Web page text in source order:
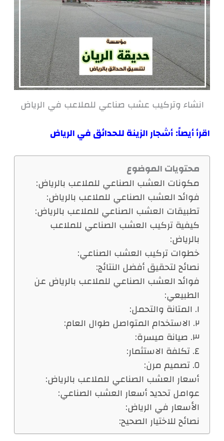
انشاء وتركيب عشب صناعي للملاعب في الرياض
اقرأ أيصاً:أشجار الزينة للحدائق في الرياض
محتويات الموضوع
مكونات العشب الصناعي للملاعب بالرياض:
فوائد العشب الصناعي للملاعب بالرياض:
تطبيقات العشب الصناعي للملاعب بالرياض:
كيفية تركيب العشب الصناعي للملاعب
بالرياض:
خطوات تركيب العشب الصناعي:
نصائح لتحقيق أفضل النتائج:
فوائد العشب الصناعي للملاعب بالرياض عن
الطبيعي:
١. المتانة والتحمل:
٢. الاستخدام المتواصل طوال العام:
٣. صيانة ميسرة:
٤. تكلفة الاستثمار:
٥. تصميم مرن:
أسعار العشب الصناعي للملاعب بالرياض:
عوامل تحديد أسعار العشب الصناعي:
الأسعار في الرياض:
نصائح للاختيار الصحيح: